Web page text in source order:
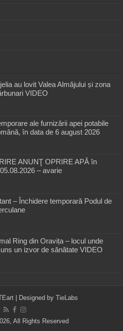
au lovit Valea Almăjului și zona
VIDEO
ale furnizării apei potabile
în data de 6 august 2026
ANUNŢ OPRIRE APĂ în
– avarie
– Închidere temporară Podul de
Ring din Oravița – locul unde
un izvor de sănătate VIDEO
| Designed by TieLabs
All Rights Reserved